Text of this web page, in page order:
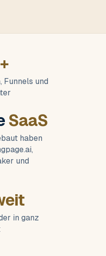
+
Funnels und
SaaS
haben
und
in ganz